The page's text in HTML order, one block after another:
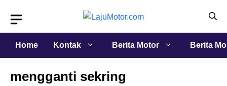
isi
Home
Kontak Berita Motor Berita
mengganti sekring